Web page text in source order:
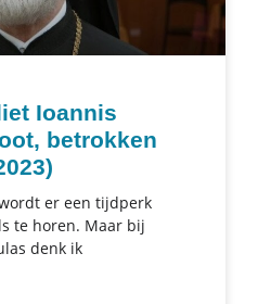
Ioannis
betrokken
er een tijdperk
te horen. Maar bij
denk ik